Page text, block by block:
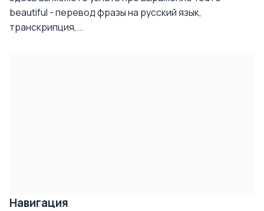
beautiful - перевод фразы на русский язык,
транскрипция,...
Навигация